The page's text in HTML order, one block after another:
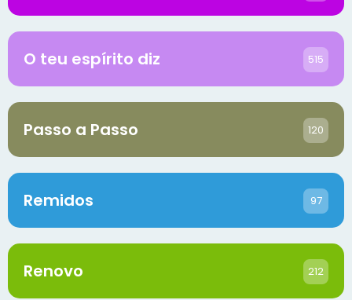
O teu espírito diz 515
Passo a Passo 120
Remidos 97
Renovo 212